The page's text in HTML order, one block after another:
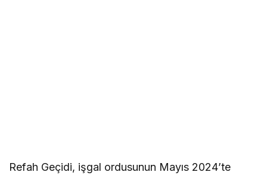
Refah Geçidi, işgal ordusunun Mayıs 2024’te